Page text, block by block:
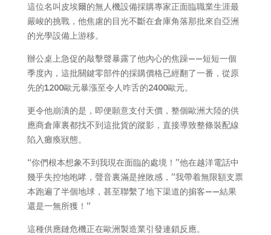
這位名叫皮埃爾的無人機設備採購專家正面臨職業生涯最
嚴峻的挑戰，他焦慮的目光不斷在倉庫角落那批來自亞洲
的光學設備上游移。
辦公桌上急促的敲擊聲暴露了他內心的焦躁——短短一個
季度內，這批關鍵零部件的採購價格已經翻了一番，從原
先的1200歐元暴漲至令人咋舌的2400歐元。
更令他崩潰的是，即便願意支付天價，整個歐洲大陸的供
應商倉庫裏都找不到這批貨的蹤影，直接導致整條裝配線
陷入癱瘓狀態。
“你們根本想象不到我現在面臨的處境！”他在越洋電話中
幾乎失控地咆哮，聲音裏滿是挫敗感，”我帶着無限額支票
本跑遍了半個地球，甚至聯繫了地下渠道的掮客——結果
還是一無所獲！”
這種供應鏈危機正在歐洲製造業引發連鎖反應。